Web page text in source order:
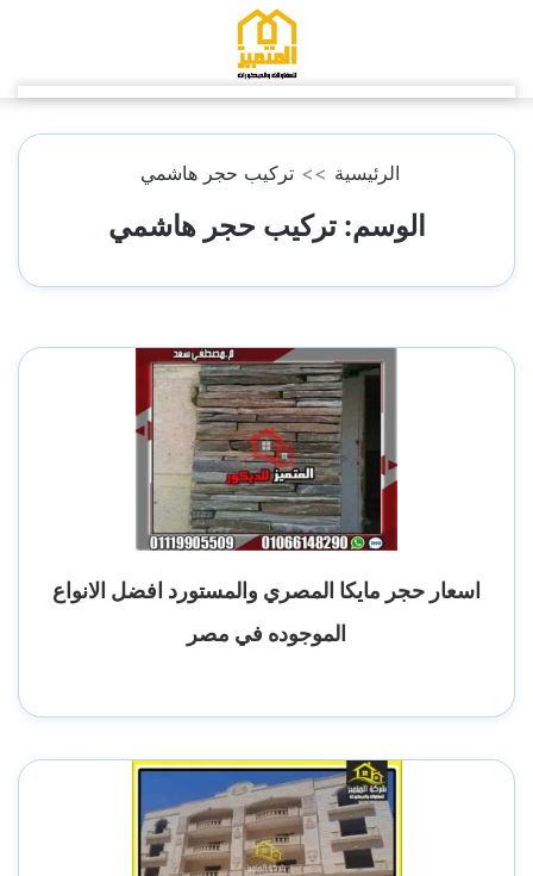
المحتوى
الرئيسية >> تركيب حجر هاشمي
الوسم:تركيب حجر هاشمي
اسعار حجر مايكا المصري والمستورد افضل الانواع
الموجوده في مصر